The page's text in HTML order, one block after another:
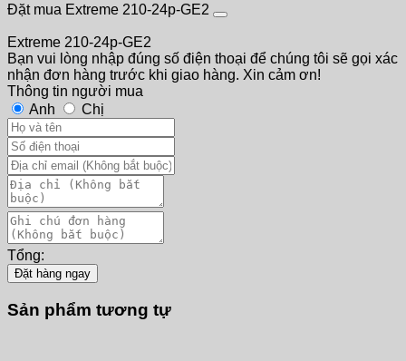
Đặt mua Extreme 210-24p-GE2
Extreme 210-24p-GE2
Bạn vui lòng nhập đúng số điện thoại để chúng tôi sẽ gọi xác
nhận đơn hàng trước khi giao hàng. Xin cảm ơn!
Thông tin người mua
Anh
Chị
Tổng:
Đặt hàng ngay
Sản phẩm tương tự